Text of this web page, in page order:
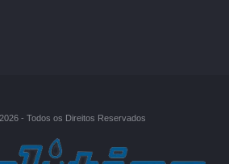
- Todos os Direitos Reservados